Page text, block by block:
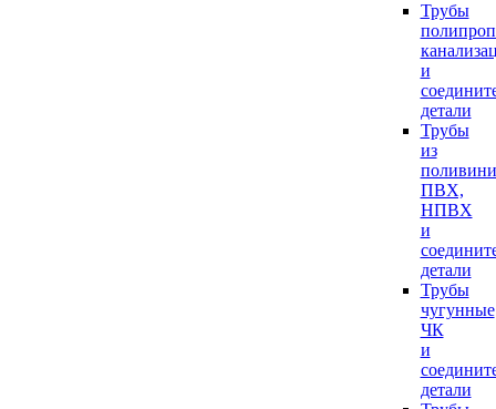
Трубы
и
детали
Трубы
из
ПВХ,
НПВХ
и
детали
Трубы
чугунные
ЧК
и
детали